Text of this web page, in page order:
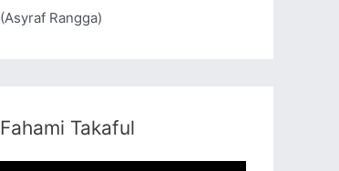
(Asyraf Rangga)
Fahami Takaful